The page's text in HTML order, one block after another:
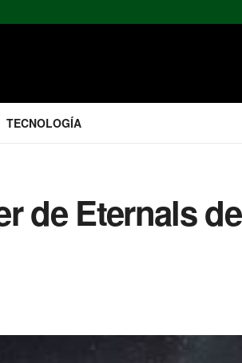
TECNOLOGÍA
de Eternals de